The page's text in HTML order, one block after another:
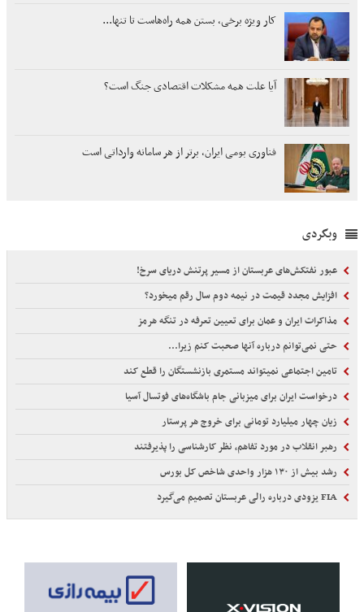
کار ویژه برخی، بستن همه راه‌هاست تا تنها...
آیا علت همه مشکلات اقتصادی جنگ است؟
فناوری بومی ایران، برتر از هر سامانه وارداتی است
وبگردی
عبور نفتکش‌های عربستان از مسیر پرتنش دریای سرخ!
افزایش مجدد قیمت در نیمه دوم سال رقم میخورد؟
مذاکرات ایران و عمان برای تعیین تعرفه در تنگه هرمز
حتی نمی‌توانم درباره آنها صحبت کنم زیرا...
تامین اجتماعی نمیتواند مستمری بازنشستگان را قطع کند
درخواست ایران برای میزبانی جام باشگاه‌های فوتسال آسیا
زیان چهار میلیارد تومانی برای خروج هر پرستار
رهبر انقلاب در مورد تفاهم، نظر کارشناسی را پذیرفتند
رشد بیش از ۱۳۰ هزار واحدی شاخص کل بورس